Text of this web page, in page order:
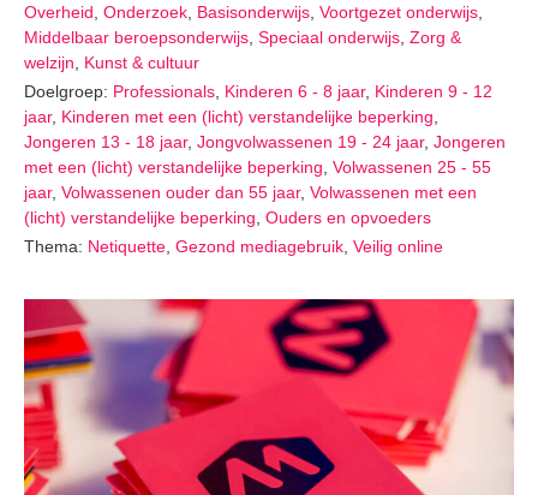
Overheid, Onderzoek, Basisonderwijs, Voortgezet onderwijs,
Middelbaar beroepsonderwijs, Speciaal onderwijs, Zorg &
welzijn, Kunst & cultuur
Doelgroep: Professionals, Kinderen 6 - 8 jaar, Kinderen 9 - 12
jaar, Kinderen met een (licht) verstandelijke beperking,
Jongeren 13 - 18 jaar, Jongvolwassenen 19 - 24 jaar, Jongeren
met een (licht) verstandelijke beperking, Volwassenen 25 - 55
jaar, Volwassenen ouder dan 55 jaar, Volwassenen met een
(licht) verstandelijke beperking, Ouders en opvoeders
Thema: Netiquette Gezond mediagebruik Veilig online